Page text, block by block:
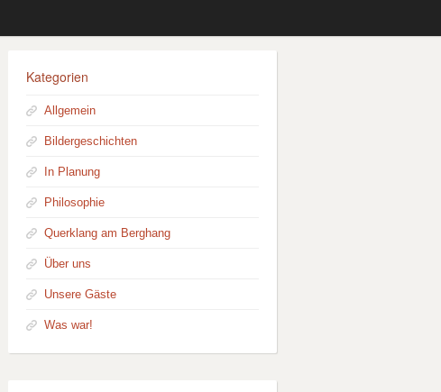
Kategorien
Allgemein
Bildergeschichten
In Planung
Philosophie
Querklang am Berghang
Über uns
Unsere Gäste
Was war!